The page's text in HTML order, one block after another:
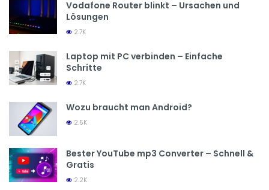
Vodafone Router blinkt – Ursachen und
Lösungen
2.7K
Laptop mit PC verbinden – Einfache
Schritte
2.7K
Wozu braucht man Android?
2.5K
Bester YouTube mp3 Converter – Schnell &
Gratis
2.2K